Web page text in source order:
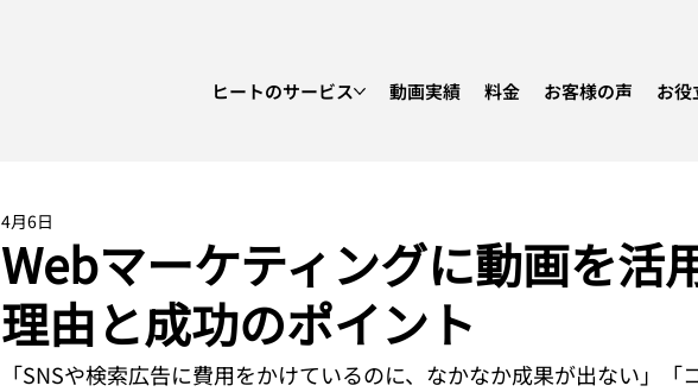
ヒートのサービス 動画実績 料金 お客様の声 お役
Webマーケティングに動画を活
理由と成功のポイント
4月6日
「SNSや検索広告に費用をかけているのに、なかなか成果が出ない」「